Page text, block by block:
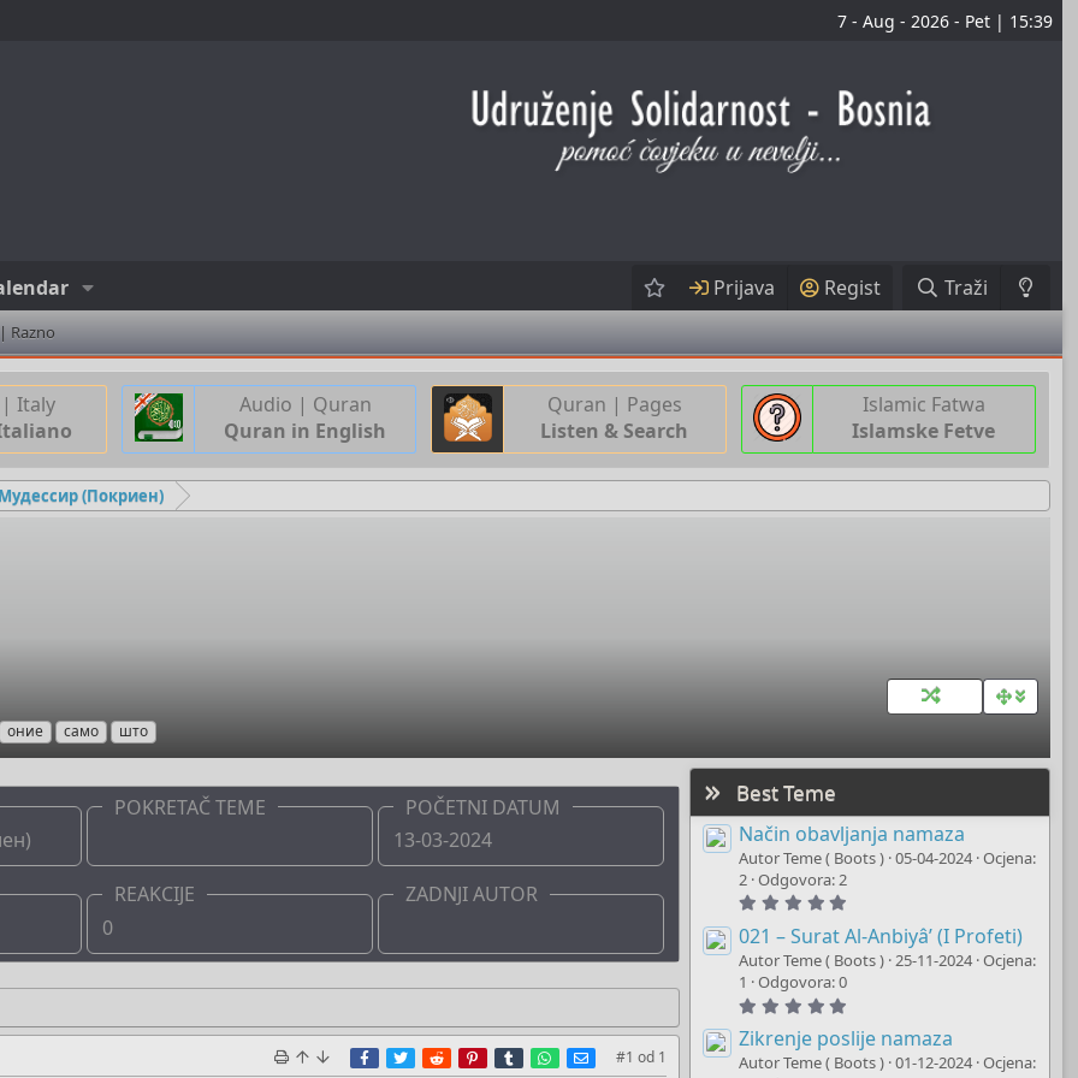
7 - Aug - 2026 - Pet | 15:39
Prijava Regist Traži
Razno
Italy
Audio | Quran
Quran in English
Quran | Pages
Listen & Search
Islamic Fatwa
Islamske Fetve
(Покриен)
оние само што
POKRETAČ TEME
POČETNI DATUM
13-03-2024
REAKCIJE
0
ZADNJI AUTOR
Facebook
TwitterRedditPinterest
TumblrWhatsApp
E-mail
#1 od 1
Best Teme
Način obavljanja namaza
Autor Teme ( Boots ) 05-04-2024 Ocjena:
2 Odgovora: 2
0
0
s
(
s
)
021 – Surat Al-Anbiyâ’ (I Profeti)
Autor Teme ( Boots ) 25-11-2024 Ocjena:
1
Odgovora: 0
0
0
s
Zikrenje poslije namaza
Autor Teme ( Boots ) 01-12-2024 Ocjena: